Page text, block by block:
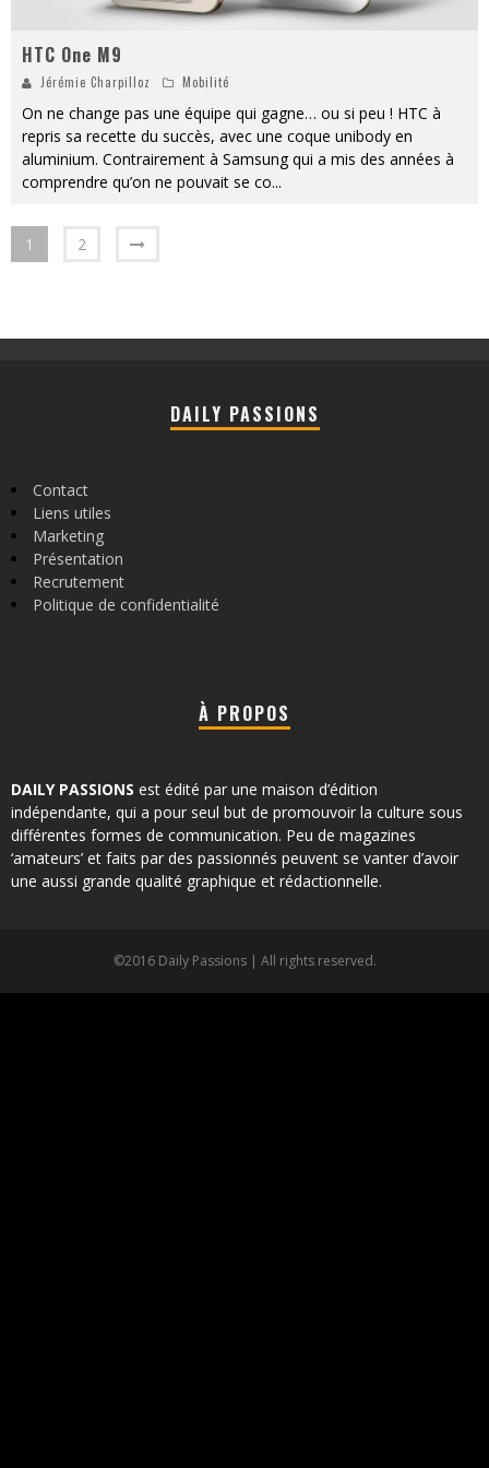
HTC One M9
Jérémie Charpilloz Mobilité
On ne change pas une équipe qui gagne… ou si peu ! HTC à
repris sa recette du succès, avec une coque unibody en
aluminium. Contrairement à Samsung qui a mis des années à
comprendre qu’on ne pouvait se co...
1 2
DAILY PASSIONS
Contact
Liens utiles
Marketing
Présentation
Recrutement
Politique de confidentialité
À PROPOS
DAILY PASSIONS est édité par une maison d’édition
indépendante, qui a pour seul but de promouvoir la culture sous
différentes formes de communication. Peu de magazines
‘amateurs’ et faits par des passionnés peuvent se vanter d’avoir
une aussi grande qualité graphique et rédactionnelle.
©2016 Daily Passions | All rights reserved.